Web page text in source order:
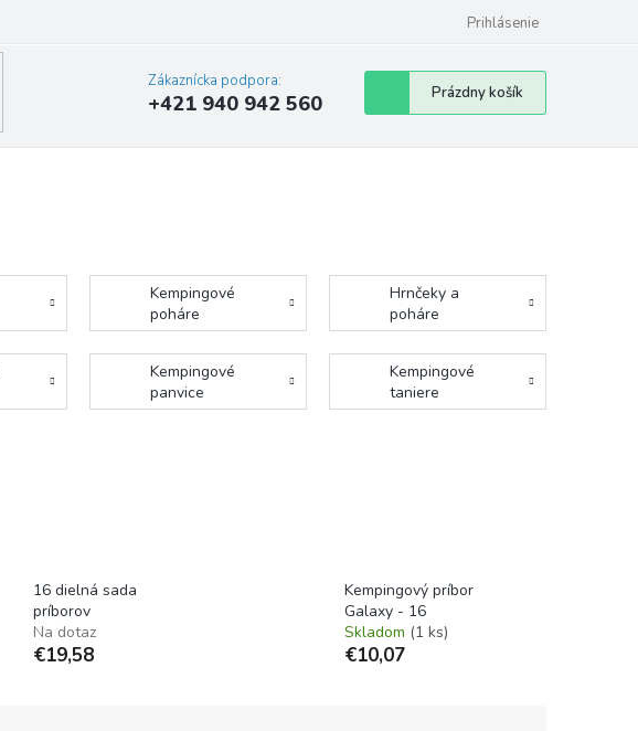
Prihlásenie
Zákaznícka podpora:
+421 940 942 560
Nákupný
košík
Prázdny košík
Kempingové
poháre
Hrnčeky a
poháre
Kempingové
panvice
Kempingové
taniere
16 dielná sada
príborov
Na dotaz
€19,58
Kempingový príbor
Galaxy - 16
Skladom (1 ks)
€10,07